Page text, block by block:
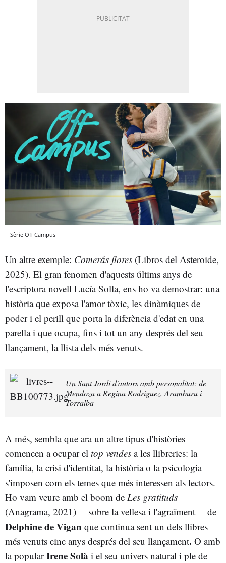
Sèrie Off Campus
Un altre exemple: Comerás flores (Libros del Asteroide,
2025). El gran fenomen d'aquests últims anys de
l'escriptora novell Lucía Solla, ens ho va demostrar: una
història que exposa l'amor tòxic, les dinàmiques de
poder i el perill que porta la diferència d'edat en una
parella i que ocupa, fins i tot un any després del seu
llançament, la llista dels més venuts.
Un Sant Jordi d'autors amb personalitat: de
Mendoza a Regina Rodríguez, Aramburu i
Torralba
A més, sembla que ara un altre tipus d'històries
comencen a ocupar el top vendes a les llibreries: la
família, la crisi d'identitat, la història o la psicologia
s'imposen com els temes que més interessen als lectors.
Ho vam veure amb el boom de Les gratituds
(Anagrama, 2021) —sobre la vellesa i l'agraïment— de
Delphine de Vigan que continua sent un dels llibres
més venuts cinc anys després del seu llançament. O amb
la popularIrene Solà i el seu univers natural i ple de